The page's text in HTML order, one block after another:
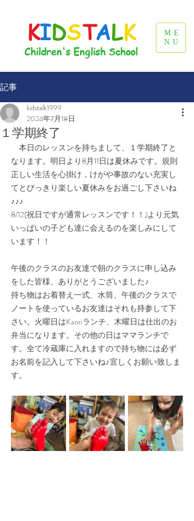
ME
NU
KIDSTALK
Children's English School
記事
１学期終了
kidstalk1999
2024年7月18日
本日のレッスンを持ちまして、１学期終了と
なります。明日より8月11日は夏休みです。規則
正しい生活を心掛け，けがや事故のない充実し
てとびっきり楽しい夏休みをお過ごし下さいね
♪♪♪
8/12(祝日ですが通常レッスンです！！)より元気
いっぱいの子ども達に会えるのを楽しみにして
います！！
午後のクラスのお友達で朝のクラスに申し込み
をした皆様、ありがとうございました♪
持ち物はお着替え一式、水筒、午後のクラスで
ノートを使っているお友達はそれも持参して下
さい。火曜日はKaoriランチ、木曜日は仕出のお
弁当になります。その他の日はママランチで
す。全て冷蔵庫に入れますので持ち物には必ず
お名前を記入して下さいね♪宜しくお願い致しま
す。